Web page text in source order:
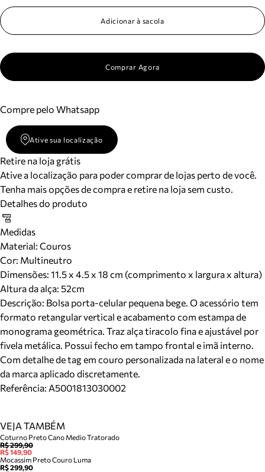
Adicionar à sacola
Comprar Agora
Compre pelo Whatsapp
Ative sua localização
Retire na loja grátis
Ative a localização para poder comprar de lojas perto de você.
Tenha mais opções de compra e retire na loja sem custo.
Detalhes do produto
Medidas
Material: Couros
Cor: Multineutro
Dimensões: 11.5 x 4.5 x 18 cm (comprimento x largura x altura)
Altura da alça: 52cm
Descrição: Bolsa porta-celular pequena bege. O acessório tem
formato retangular vertical e acabamento com estampa de
monograma geométrica. Traz alça tiracolo fina e ajustável por
fivela metálica. Possui fecho em tampo frontal e imã interno.
Com detalhe de tag em couro personalizada na lateral e o nome
da marca aplicado discretamente.
Referência: A5001813030002
VEJA TAMBÉM
Coturno Preto Cano Medio Tratorado
R$ 299,90
R$ 149,90
Mocassim Preto Couro Luma
R$ 299,90